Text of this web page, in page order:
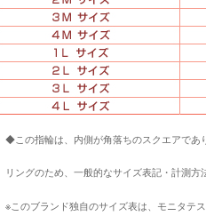
◆この指輪は、内側が角落ちのスクエアであ
リングのため、一般的なサイズ表記・計測方
※このブランド独自のサイズ表は、モニタテ